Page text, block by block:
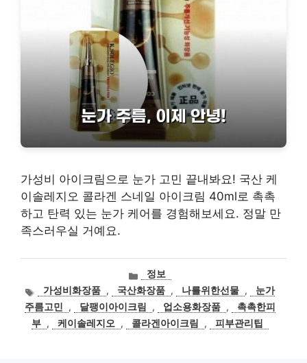
가성비 아이크림으로 눈가 고민 끝내봐요! 국산 케
이솔레지오 콜라겐 스네일 아이크림 40ml로 촉촉
하고 탄력 있는 눈가 케어를 경험해보세요. 정말 만
족스러우실 거예요.
카
테
고
리
정보
태
그
가성비화장품 , 국산화장품 , 나를위한선물 ,
눈가
주름고민
, 달팽이아이크림 , 업소용화장품 ,
촉촉한피
부 , 케이솔레지오 , 콜라겐아이크림 , 피부관리팁